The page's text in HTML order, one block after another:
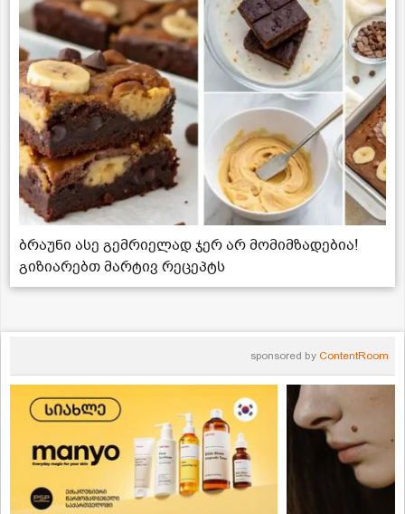
ბრაუნი ასე გემრიელად ჯერ არ მომიმზადებია!
გიზიარებთ მარტივ რეცეპტს
sponsored by ContentRoom